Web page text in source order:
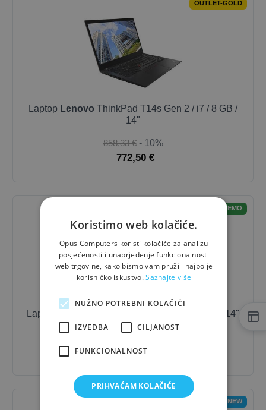
OUTLET-GOLD
Laptop Lenovo ThinkPad T14s Gen 2 / i7 / 8 GB /
14"
858,33 € - 10%
772,50 €
OUTLET-DEMO
Laptop ThinkPad L14 G2 / i5 / 16 GB / 14"
1.041,67 €
937,50 €
NEW
Koristimo web kolačiće.
Opus Computers koristi kolačiće za analizu
posjećenosti i unaprjeđenje funkcionalnosti
web trgovine, kako bismo vam pružili najbolje
korisničko iskustvo.Saznajte više
NUŽNO POTREBNI KOLAČIĆI
IZVEDBA CILJANOST
FUNKCIONALNOST
PRIHVAĆAM KOLAČIĆE